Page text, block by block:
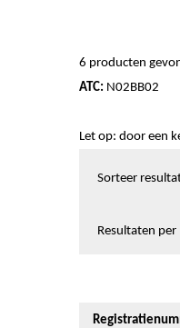
6 producten
ATC: N02BB02
Let op: door een
en
Sorteer
Resultaten per